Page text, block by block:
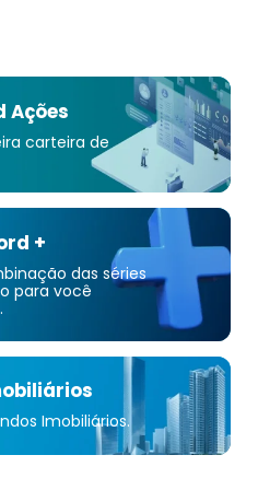
Ações
carteira de
+
das séries
para você
Imobiliários.